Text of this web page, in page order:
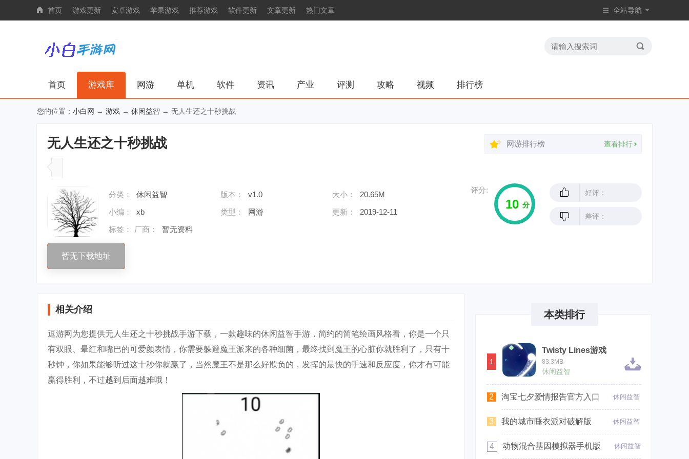
首页 游戏更新 安卓游戏 苹果游戏 推荐游戏 软件更新 文章更新 热门文章 全站导航
首页 游戏库 网游 单机 软件 资讯 产业 评测 攻略 视频 排行榜
您的位置： 小白网 → 游戏 → 休闲益智 → 无人生还之十秒挑战
无人生还之十秒挑战
分类： 休闲益智 版本： v1.0 大小：
20.65M
小编：
xb 类型： 网游 更新：
2019-12-11
标签：
厂商： 暂无资料
暂无下载地址
网游排行榜 查看排行
评分:
10 分
好评：
差评：
相关介绍
逗游网为您提供无人生还之十秒挑战手游下载，一款趣味的休闲益智手游，简约的简笔绘画风格看，你是一个只
有双眼、晕红和嘴巴的可爱颜表情，你需要躲避魔王派来的各种细菌，最终找到魔王的心脏你就胜利了，只有十
秒钟，你如果能够听过这十秒你就赢了，当然魔王不是那么好欺负的，发挥的最快的手速和反应度，你才有可能
赢得胜利，不过越到后面越难哦！
本类排行
1
Twisty Lines游戏
83.3MB
休闲益智
2 淘宝七夕爱情报告官方入口 休闲益智
3 我的城市睡衣派对破解版 休闲益智
4 动物混合基因模拟器手机版 休闲益智